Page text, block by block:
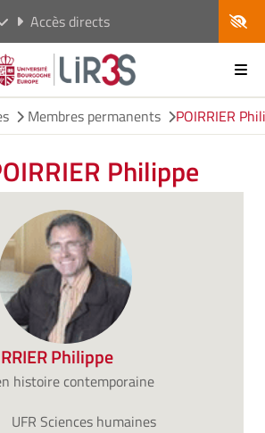
Accès directs
Membres permanents POIRRIER
Philippe
Philippe
histoire contemporaine
UFR Sciences humaines